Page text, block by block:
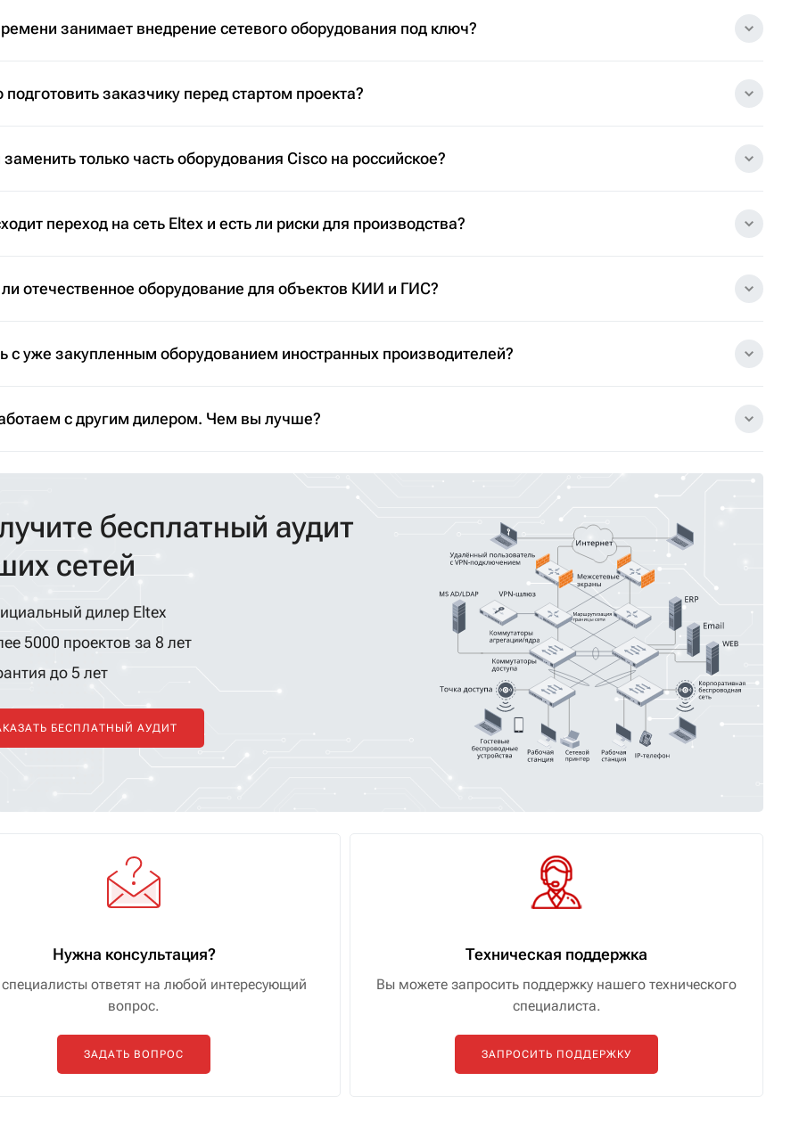
занимает внедрение сетевого оборудования под ключ?
заказчику перед стартом проекта?
только часть оборудования Cisco на российское?
переход на сеть Eltex и есть ли риски для производства?
отечественное оборудование для объектов КИИ и ГИС?
с уже закупленным оборудованием иностранных производителей?
с другим дилером. Чем вы лучше?
бесплатный аудит
сетей
дилер Eltex
5000 проектов за 8 лет
до 5 лет
БЕСПЛАТНЫЙ АУДИТ
Нужна консультация?
ответят на любой интересующий
вопрос.
ЗАДАТЬ ВОПРОС
Техническая поддержка
Вы можете запросить поддержку нашего технического
специалиста.
ЗАПРОСИТЬ ПОДДЕРЖКУ